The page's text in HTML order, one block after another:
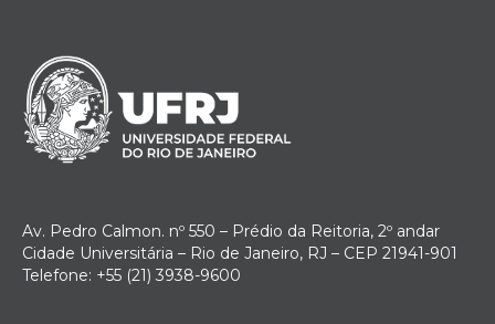
Av. Pedro Calmon. nº 550 – Prédio da Reitoria, 2º andar
Cidade Universitária – Rio de Janeiro, RJ – CEP 21941-901
Telefone: +55 (21) 3938-9600